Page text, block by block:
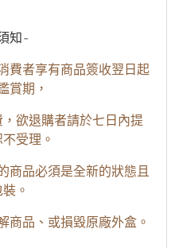
知-
費者享有商品簽收翌日起
賞期，
欲退購者請於七日內提
受理。
商品必須是全新的狀態且
。
商品、或損毀原廠外盒。